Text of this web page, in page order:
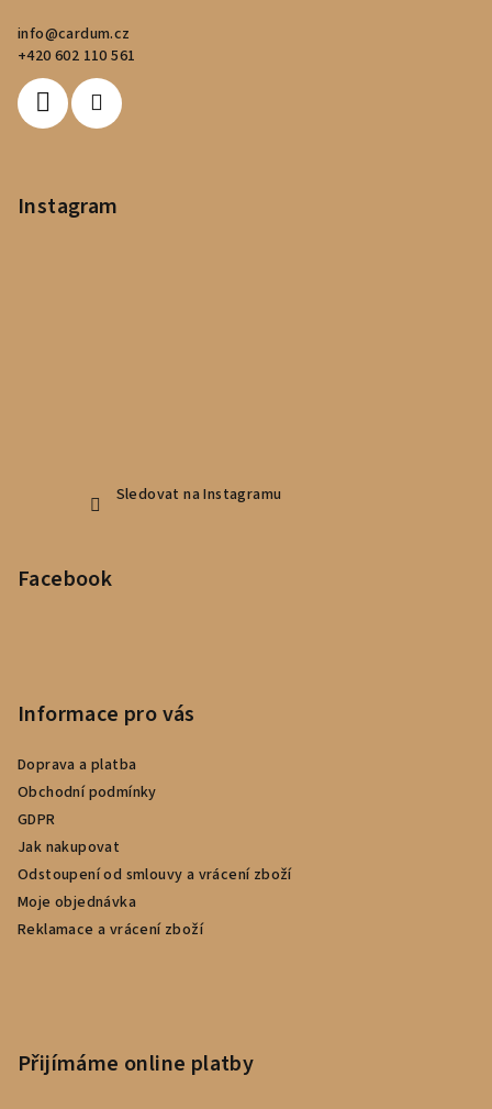
info@cardum.cz
+420 602 110 561
Instagram
Sledovat na Instagramu
Facebook
Informace pro vás
Doprava a platba
Obchodní podmínky
GDPR
Jak nakupovat
Odstoupení od smlouvy a vrácení zboží
Moje objednávka
Reklamace a vrácení zboží
Přijímáme online platby